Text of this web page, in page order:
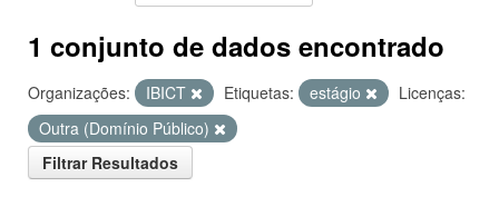
1 conjunto de dados encontrado
Organizações: IBICT Etiquetas: estágio
Licenças:
Outra (Domínio Público)
Filtrar Resultados